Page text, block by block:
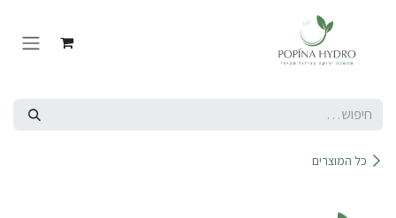
כל המוצרים